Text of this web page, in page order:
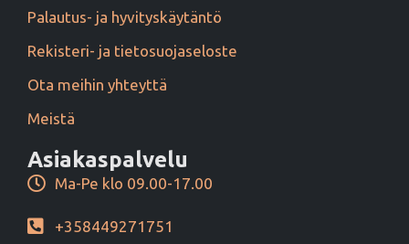
Palautus- ja hyvityskäytäntö
Rekisteri- ja tietosuojaseloste
Ota meihin yhteyttä
Meistä
Asiakaspalvelu
Ma-Pe klo 09.00-17.00
+358449271751